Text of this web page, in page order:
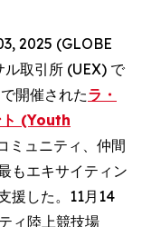
2025 (GLOBE
取引所 (UEX) で
開催されたラ・
ト (Youth
ミュニティ、仲間
もエキサイティン
援した。11月14
ィ陸上競技場